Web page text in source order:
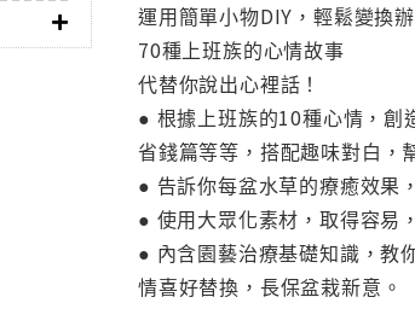
運用簡單小物DIY，輕鬆變換
70種上班族的心情故事
代替你說出心裡話！
● 根據上班族的10種心情，創
省錢篇等等，搭配趣味對白，
● 告訴你每盆水草的療癒效果
● 使用大眾化素材，取得容易
● 內含園藝治療基礎知識，教
情喜好替換，長保盆栽新意。